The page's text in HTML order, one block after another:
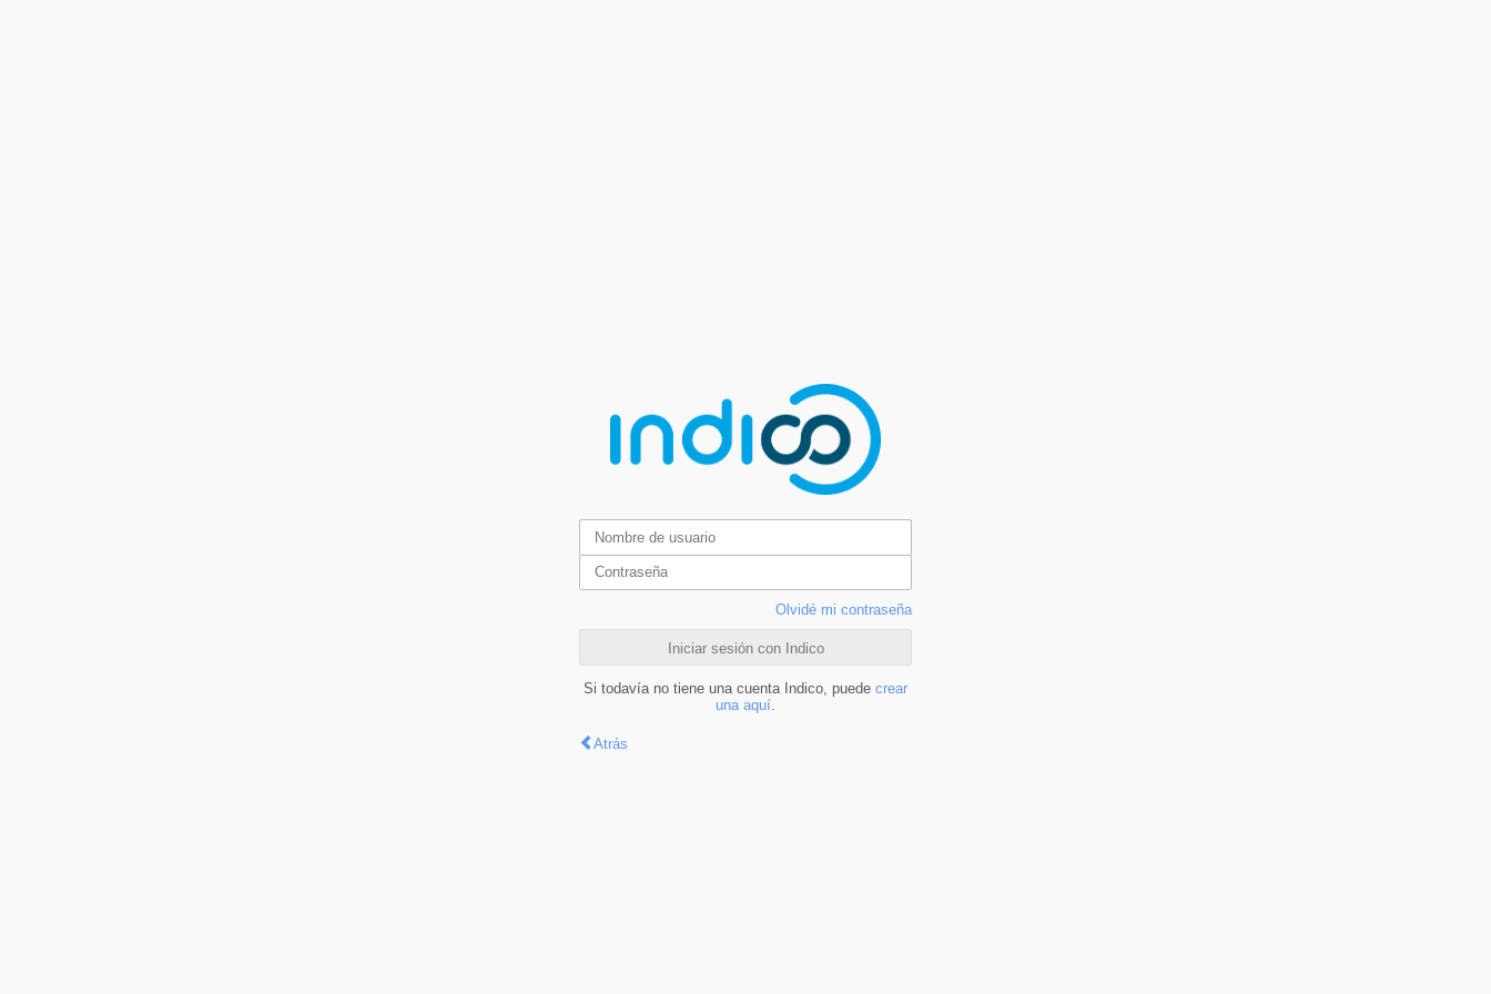
Olvidé mi contraseña
Iniciar sesión con Indico
Si todavía no tiene una cuenta Indico, puede crear
una aquí
Atrás